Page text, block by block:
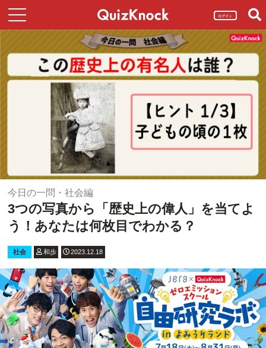
ログイン
今日の一問・社会編
3つの写真から「歴史上の偉人」を当てよ
う！あなたは何枚目でわかる？
社会 和歩 2023.12.18